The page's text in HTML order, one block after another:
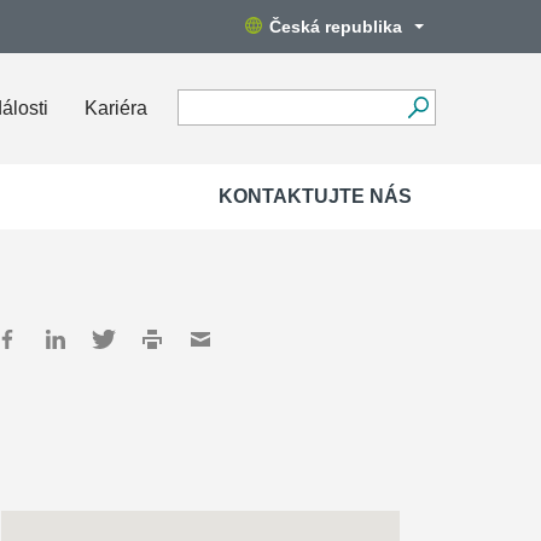
Česká republika
Kariéra
KONTAKTUJTE NÁS